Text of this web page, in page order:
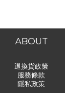
ABOUT
退換貨政策
服務條款
隱私政策